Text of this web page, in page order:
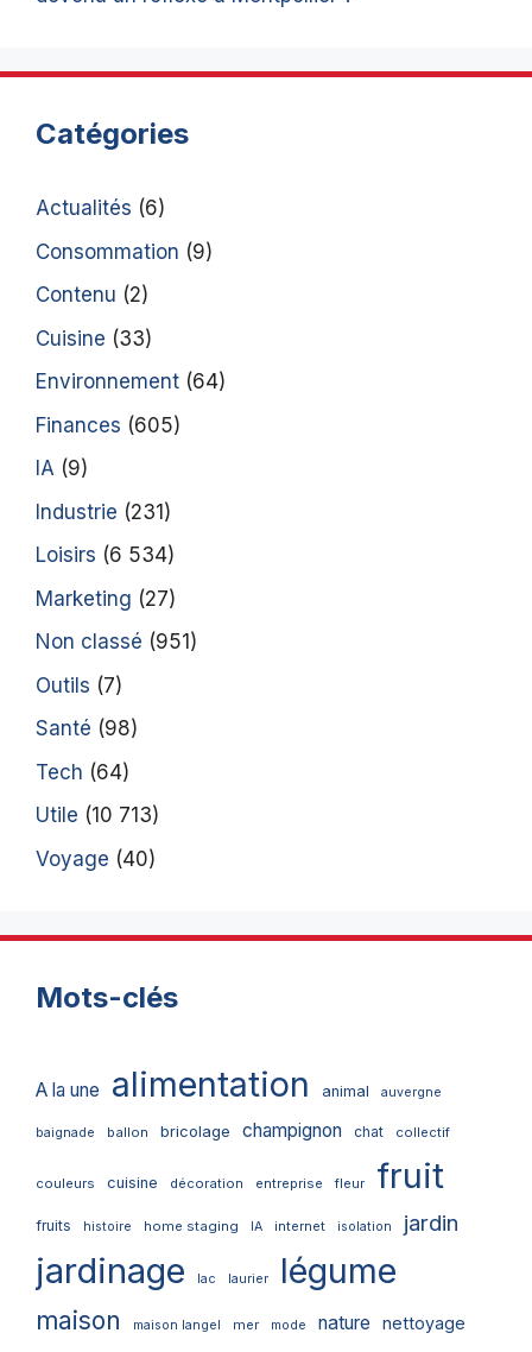
Catégories
Actualités (6)
Consommation (9)
Contenu (2)
Cuisine (33)
Environnement (64)
Finances (605)
IA (9)
Industrie (231)
Loisirs (6 534)
Marketing (27)
Non classé (951)
Outils (7)
Santé (98)
Tech (64)
Utile (10 713)
Voyage (40)
Mots-clés
A la une alimentation animal auvergne
baignade ballon bricolage champignon chat collectif
couleurs cuisine décoration entreprise fleur fruit
fruits histoire home staging IA internet isolation jardin
jardinage lac laurier légume
maison maison langel mer mode nature nettoyage